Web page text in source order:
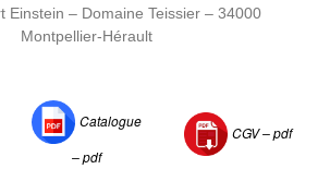
Einstein – Domaine Teissier – 34000
Montpellier-Hérault
Catalogue
– pdf
CGV –pdf